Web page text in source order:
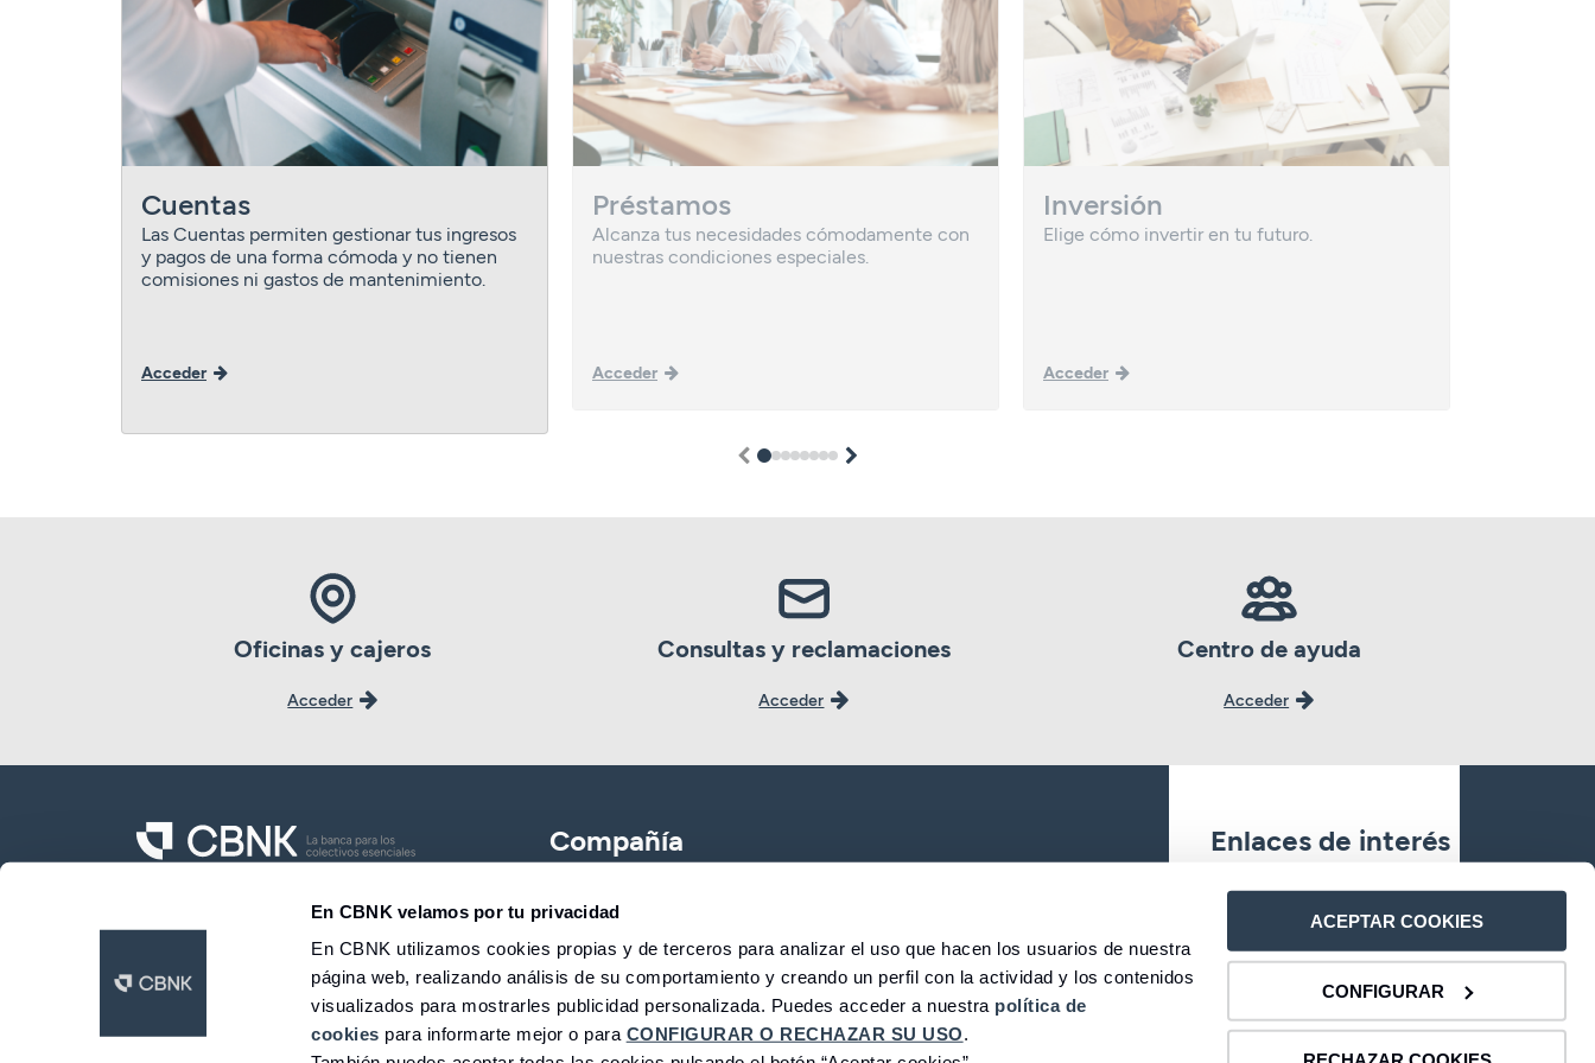
En CBNK velamos por tu privacidad
En CBNK utilizamos cookies propias y de terceros para analizar el uso que hacen los usuarios de nuestra
página web, realizando análisis de su comportamiento y creando un perfil con la actividad y los contenidos
visualizados para mostrarles publicidad personalizada. Puedes acceder a nuestra política de
cookies para informarte mejor o para CONFIGURAR O RECHAZAR SU USO.
ACEPTAR COOKIES
CONFIGURAR
Seguros
Servicios
Acceder
Seguros
Servicios
Acceder
Seguros
Servicios
Expatriados
Acceder
Seguros
Servicios
Acceder
Cuentas
Las Cuentas permiten gestionar tus ingresos
y pagos de una forma cómoda y no tienen
comisiones ni gastos de mantenimiento.
Acceder
Préstamos
Alcanza tus necesidades cómodamente con
nuestras condiciones especiales.
Acceder
Inversión
Elige cómo invertir en tu futuro.
Acceder
12345678
Oficinas y cajeros
Acceder
Consultas y reclamaciones
Acceder
Centro de ayuda
Acceder
CBNK Banco de Colectivos S.A.
LinkedIn
FacebookInstagram
Youtube
Compañía
CBNK Gestión de Activos
CBNK Pensiones
CBNK Mediación de Seguros
Expatriados
Trabaja con nosotros
Fundación CBNK
Enlaces de interés
Oficinas
Contacto
Atención al Cliente